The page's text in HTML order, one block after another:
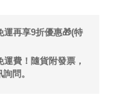
運再享9折優惠🎁(特
費！隨貨附發票，
問。